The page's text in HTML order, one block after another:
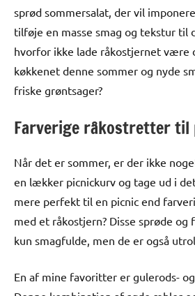
sprød sommersalat, der vil
tilføje en masse smag og tekstur til
hvorfor ikke lade råkostjernet være
køkkenet denne sommer og nyde
friske grøntsager?
Farverige råkostretter til
Når det er sommer, er der ikke
en lækker picnickurv og tage ud i
mere perfekt til en picnic end
med et råkostjern? Disse sprøde
kun smagfulde, men de er også
En af mine favoritter er gulerods-